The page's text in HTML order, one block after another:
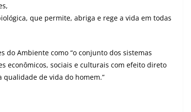
que permite, abriga e rege a vida em todas
do Ambiente como “o conjunto dos sistemas
econômicos, sociais e culturais com efeito direto
de vida do homem.”